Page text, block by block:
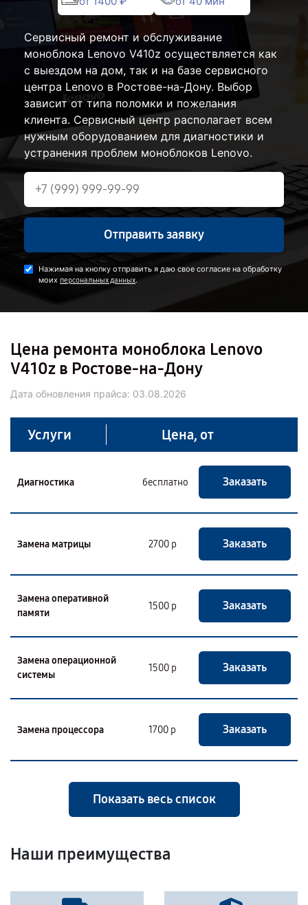
Сервисный ремонт и обслуживание
моноблока Lenovo V410z осуществляется как
с выездом на дом, так и на базе сервисного
центра Lenovo в Ростове-на-Дону. Выбор
зависит от типа поломки и пожелания
клиента. Сервисный центр располагает всем
нужным оборудованием для диагностики и
устранения проблем моноблоков Lenovo.
Отправить заявку
Нажимая на кнопку отправить я даю свое согласие на обработку
моих персональных данных.
Цена ремонта моноблока Lenovo
V410z в Ростове-на-Дону
Дата обновления прайса: 03.08.2026
Услуги Цена, от
Диагностика бесплатно Заказать
Замена матрицы 2700 р Заказать
Замена оперативной
памяти
1500 р Заказать
Замена операционной
системы
1500 р Заказать
Замена процессора 1700 р Заказать
Показать весь список
Наши преимущества